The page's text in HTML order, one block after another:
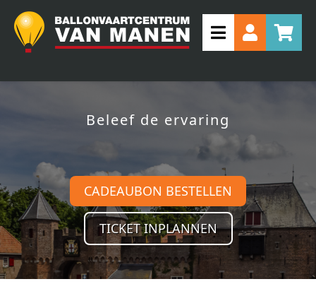
Beleef de ervaring
CADEAUBON BESTELLEN
TICKET INPLANNEN